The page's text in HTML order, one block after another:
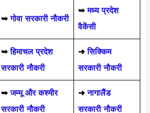
➥गोवा सरकारी नौकरी
➥ मध्य प्रदेश
वैकेंसी
➥हिमाचल प्रदेश
सरकारी नौकरी
➜ सिक्किम
सरकारी नौकरी
➥जम्मू और कश्मीर
सरकारी नौकरी
➜ नागालैंड
सरकारी नौकरी